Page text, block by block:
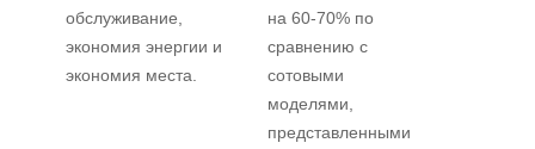
обслуживание,
экономия энергии и
экономия места.
на 60-70% по
сравнению с
сотовыми
моделями,
представленными